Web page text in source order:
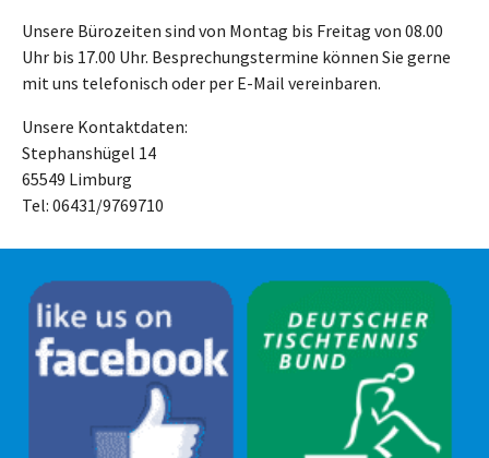
Unsere Bürozeiten sind von Montag bis Freitag von 08.00
Uhr bis 17.00 Uhr. Besprechungstermine können Sie gerne
mit uns telefonisch oder per E-Mail vereinbaren.
Unsere Kontaktdaten:
Stephanshügel 14
65549 Limburg
Tel: 06431/9769710